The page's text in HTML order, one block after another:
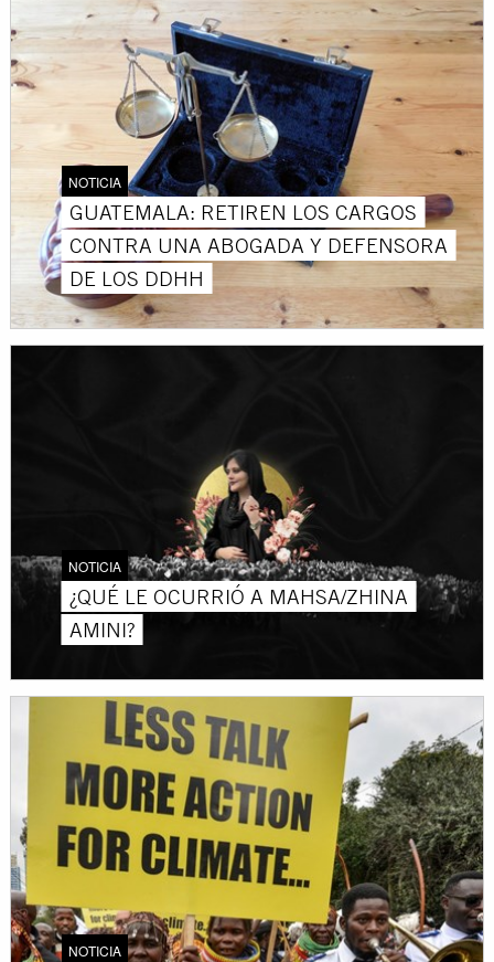
NOTICIA
GUATEMALA: RETIREN LOS CARGOS
CONTRA UNA ABOGADA Y DEFENSORA
DE LOS DDHH
NOTICIA
¿QUÉ LE OCURRIÓ A MAHSA/ZHINA
AMINI?
NOTICIA